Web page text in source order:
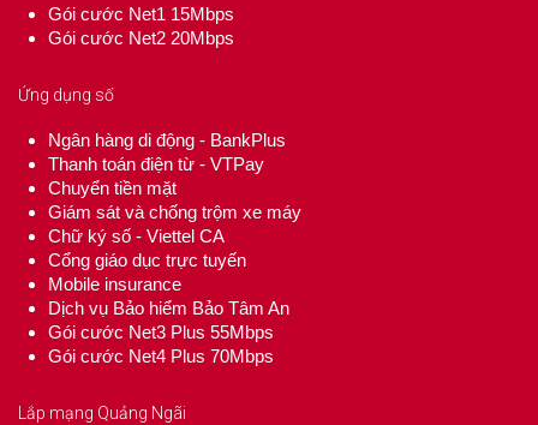
Gói cước Net1 15Mbps
Gói cước Net2 20Mbps
Ứng dụng số
Ngân hàng di động - BankPlus
Thanh toán điện từ - VTPay
Chuyển tiền mặt
Giám sát và chống trộm xe máy
Chữ ký số - Viettel CA
Cổng giáo dục trực tuyến
Mobile insurance
Dịch vụ Bảo hiểm Bảo Tâm An
Gói cước Net3 Plus 55Mbps
Gói cước Net4 Plus 70Mbps
Lắp mạng Quảng Ngãi